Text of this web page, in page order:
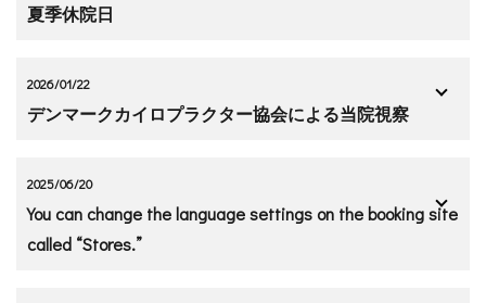
夏季休院日
2026/01/22
デンマークカイロプラクター協会による当院視察
2025/06/20
You can change the language settings on the booking site
called “Stores.”